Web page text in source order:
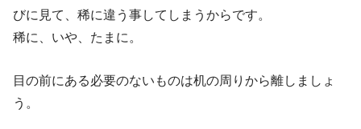
びに見て、稀に違う事してしまうからです。
稀に、いや、たまに。
目の前にある必要のないものは机の周りから離しましょ
う。